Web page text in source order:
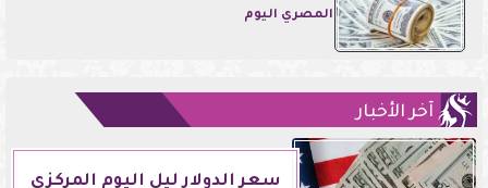
المصري اليوم
آخر الأخبار
سعر الدولار ليل اليوم المركزي